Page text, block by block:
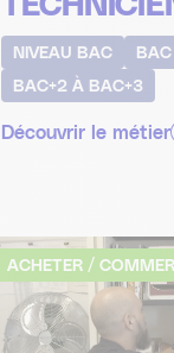
NIVEAU BAC
BAC+2 À BAC+3
Découvrir le métier
ACHETER /